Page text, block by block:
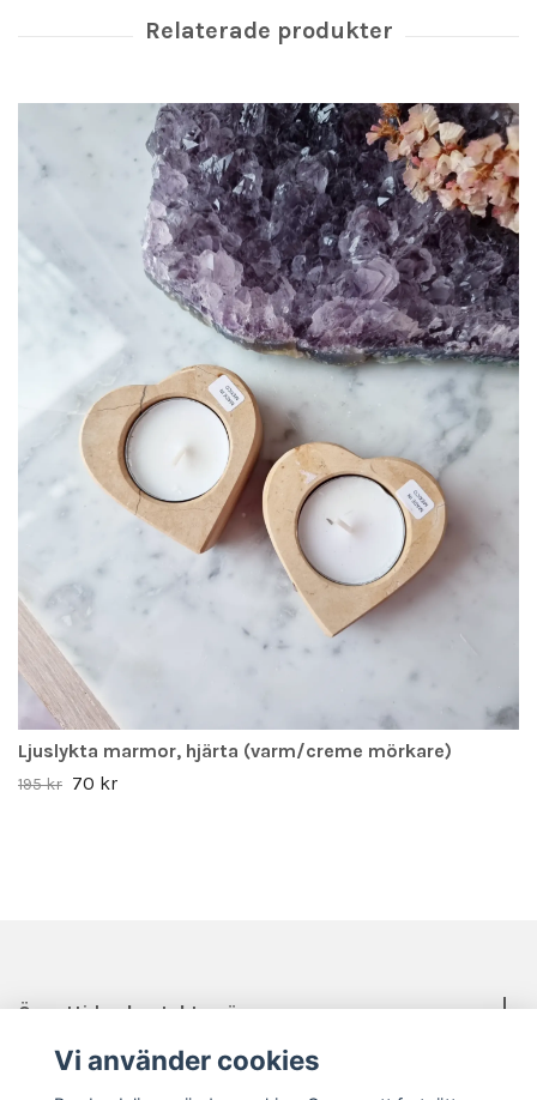
Ljuslykta marmor, hjärta (varm/creme mörkare)
195 kr 70 kr
Öppettider, kontakt, mässor mm.
Vi använder cookies